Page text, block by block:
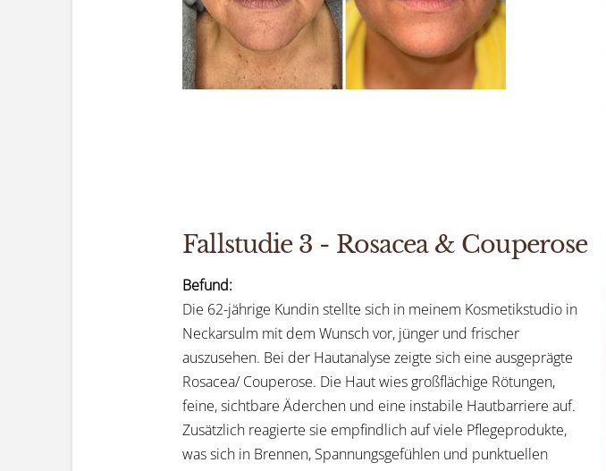
Fallstudie 3 - Rosacea & Couperose
Befund:
Die 62-jährige Kundin stellte sich in meinem Kosmetikstudio in
Neckarsulm mit dem Wunsch vor, jünger und frischer
auszusehen. Bei der Hautanalyse zeigte sich eine ausgeprägte
Rosacea/ Couperose. Die Haut wies großflächige Rötungen,
feine, sichtbare Äderchen und eine instabile Hautbarriere auf.
Zusätzlich reagierte sie empfindlich auf viele Pflegeprodukte,
was sich in Brennen, Spannungsgefühlen und punktuellen